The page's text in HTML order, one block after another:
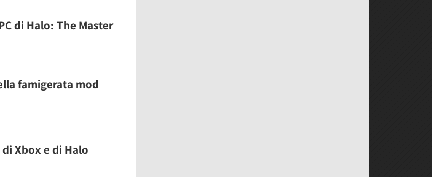
di Halo: The Master
famigerata mod
Xbox e di Halo